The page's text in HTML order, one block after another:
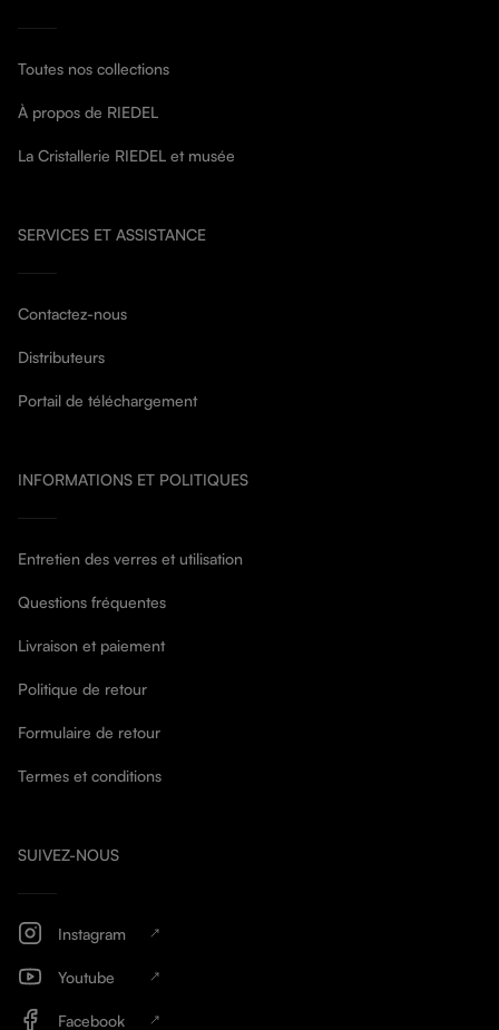
Toutes nos collections
À propos de RIEDEL
La Cristallerie RIEDEL et musée
SERVICES ET ASSISTANCE
Contactez-nous
Distributeurs
Portail de téléchargement
INFORMATIONS ET POLITIQUES
Entretien des verres et utilisation
Questions fréquentes
Livraison et paiement
Politique de retour
Formulaire de retour
Termes et conditions
SUIVEZ-NOUS
Instagram
Youtube
Facebook